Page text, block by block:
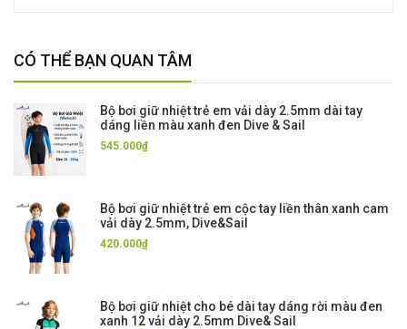
CÓ THỂ BẠN QUAN TÂM
Bộ bơi giữ nhiệt trẻ em vải dày 2.5mm dài tay
dáng liền màu xanh đen Dive & Sail
545.000₫
Bộ bơi giữ nhiệt trẻ em cộc tay liền thân xanh cam
vải dày 2.5mm, Dive&Sail
420.000₫
Bộ bơi giữ nhiệt cho bé dài tay dáng rời màu đen
xanh 12 vải dày 2.5mm Dive& Sail